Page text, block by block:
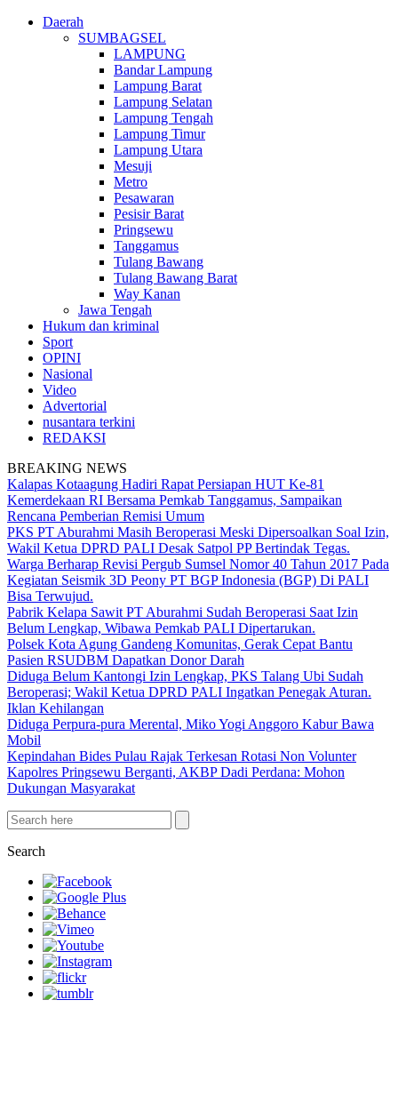
Daerah
SUMBAGSEL
LAMPUNG
Bandar Lampung
Lampung Barat
Lampung Selatan
Lampung Tengah
Lampung Timur
Lampung Utara
Mesuji
Metro
Pesawaran
Pesisir Barat
Pringsewu
Tanggamus
Tulang Bawang
Tulang Bawang Barat
Way Kanan
Jawa Tengah
Hukum dan kriminal
Sport
OPINI
Nasional
Video
Advertorial
nusantara terkini
REDAKSI
BREAKING NEWS
Kalapas Kotaagung Hadiri Rapat Persiapan HUT Ke-81
Kemerdekaan RI Bersama Pemkab Tanggamus, Sampaikan
Rencana Pemberian Remisi Umum
PKS PT Aburahmi Masih Beroperasi Meski Dipersoalkan Soal Izin,
Wakil Ketua DPRD PALI Desak Satpol PP Bertindak Tegas.
Warga Berharap Revisi Pergub Sumsel Nomor 40 Tahun 2017 Pada
Kegiatan Seismik 3D Peony PT BGP Indonesia (BGP) Di PALI
Bisa Terwujud.
Pabrik Kelapa Sawit PT Aburahmi Sudah Beroperasi Saat Izin
Belum Lengkap, Wibawa Pemkab PALI Dipertarukan.
Polsek Kota Agung Gandeng Komunitas, Gerak Cepat Bantu
Pasien RSUDBM Dapatkan Donor Darah
Diduga Belum Kantongi Izin Lengkap, PKS Talang Ubi Sudah
Beroperasi; Wakil Ketua DPRD PALI Ingatkan Penegak Aturan.
Iklan Kehilangan
Diduga Perpura-pura Merental, Miko Yogi Anggoro Kabur Bawa
Mobil
Kepindahan Bides Pulau Rajak Terkesan Rotasi Non Volunter
Kapolres Pringsewu Berganti, AKBP Dadi Perdana: Mohon
Dukungan Masyarakat
Search